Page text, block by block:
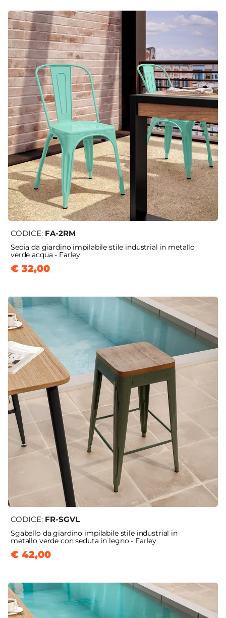
CODICE: FA-2RM
Sedia da giardino impilabile stile industrial in metallo
verde acqua - Farley
€ 32,00
CODICE: FR-SGVL
Sgabello da giardino impilabile stile industrial in
metallo verde con seduta in legno - Farley
€ 42,00